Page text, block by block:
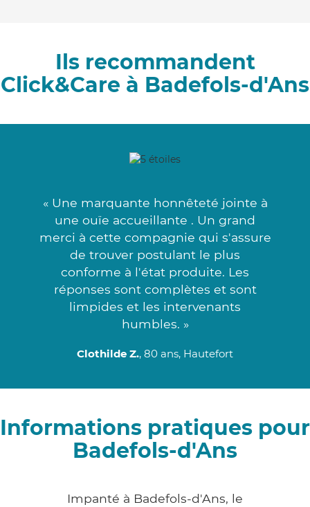
Ils recommandent
Click&Care à Badefols-d'Ans
« Une marquante honnêteté jointe à
une ouïe accueillante . Un grand
merci à cette compagnie qui s'assure
de trouver postulant le plus
conforme à l'état produite. Les
réponses sont complètes et sont
limpides et les intervenants
humbles. »
Clothilde Z., 80 ans, Hautefort
Informations pratiques pour
Badefols-d'Ans
Impanté à Badefols-d'Ans, le